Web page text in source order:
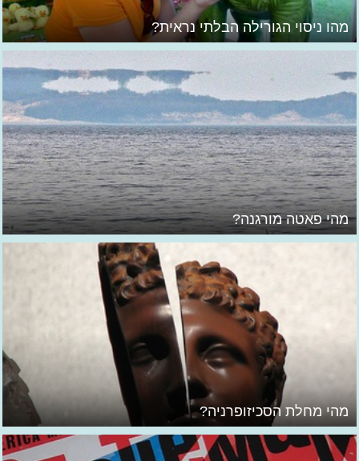
מהו ניסוי הגורילה הבלתי נראית?
מהי פאטה מורגנה?
מהי מחלת הסכיזופרניה?